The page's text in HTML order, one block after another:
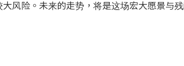
风险。未来的走势，将是这场宏大愿景与